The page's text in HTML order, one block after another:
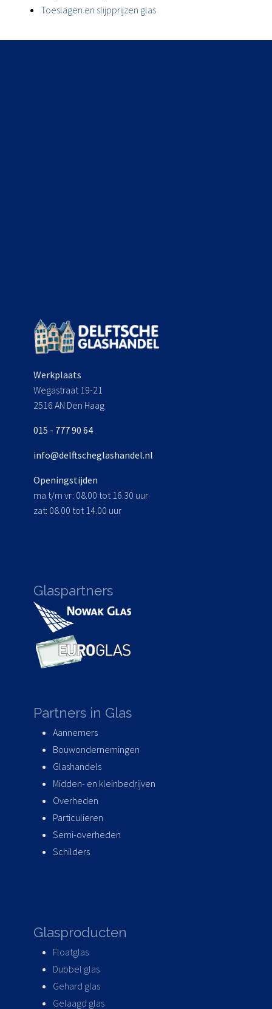
Toeslagen en slijpprijzen glas
Werkplaats
Wegastraat 19-21
2516 AN Den Haag
015 - 777 90 64
info@delftscheglashandel.nl
Openingstijden
ma t/m vr: 08.00 tot 16.30 uur
zat: 08.00 tot 14.00 uur
Glaspartners
Partners in Glas
Aannemers
Bouwondernemingen
Glashandels
Midden- en kleinbedrijven
Overheden
Particulieren
Semi-overheden
Schilders
Glasproducten
Floatglas
Dubbel glas
Gehard glas
Gelaagd glas